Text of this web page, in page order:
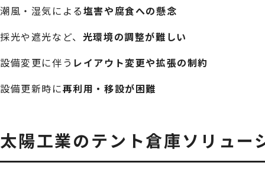
潮風・湿気による塩害や腐食への懸念
採光や遮光など、 光環境の調整が難しい
設備変更に伴う レイアウト変更や拡張の制約
設備更新時に再利用・移設が困難
太陽工業のテント倉庫ソリュー